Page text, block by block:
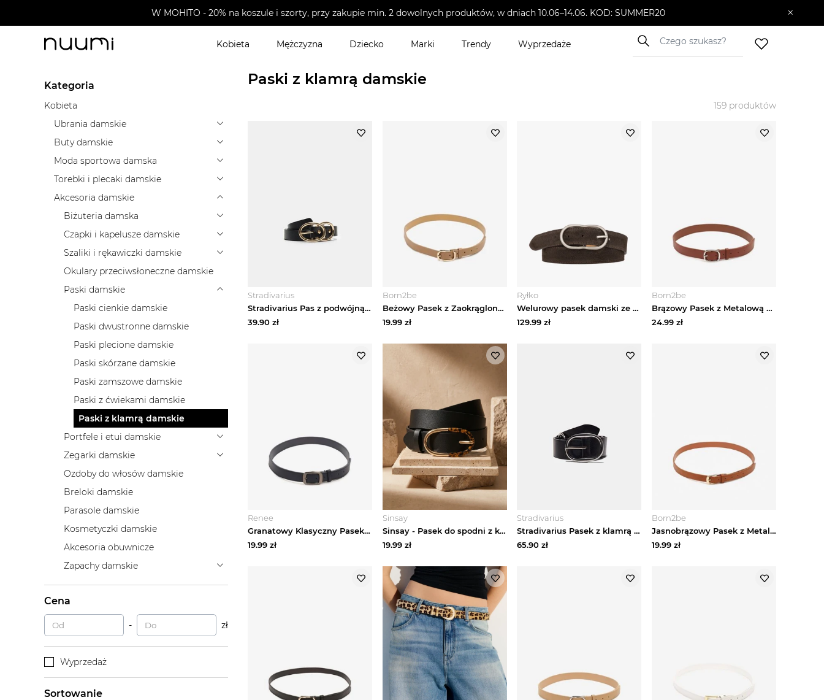
W MOHITO - 20% na koszule i szorty, przy zakupie min. 2 dowolnych produktów, w dniach 10.06–14.06. KOD: SUMMER20 ×
Kobieta Mężczyzna Dziecko Marki Trendy
Wyprzedaże
Kategoria
Kobieta
Ubrania damskie
Buty damskie
Moda sportowa damska
Torebki i plecaki damskie
Akcesoria damskie
Biżuteria damska
Czapki i kapelusze damskie
Szaliki i rękawiczki damskie
Okulary przeciwsłoneczne damskie
Paski damskie
Paski cienkie damskie
Paski dwustronne damskie
Paski plecione damskie
Paski skórzane damskie
Paski zamszowe damskie
Paski z ćwiekami damskie
Paski z klamrą damskie
Portfele i etui damskie
Zegarki damskie
Ozdoby do włosów damskie
Breloki damskie
Parasole damskie
Kosmetyczki damskie
Akcesoria obuwnicze
Zapachy damskie
Cena
- zł
Wyprzedaż
Sortowanie
Paski z klamrą damskie
159 produktów
Stradivarius
Stradivarius Pas z podwójną klamrą Czarny
39.90 zł
Born2be
Beżowy Pasek z Zaokrągloną Klamrą Puvlira Jordan
19.99zł
Ryłko
Welurowy pasek damski ze srebrną klamrą Ryłko Brązowy
129.99 zł
Born2be
Brązowy Pasek z Metalową Klamrą Puvanna Jordan
24.99zł
Renee
Granatowy Klasyczny Pasek z Klamrą o Geometrycznym Kształcie Revadelle Jordan
19.99 zł
Sinsay
Sinsay - Pasek do spodni z klamrą w panterkę - czarny
19.99zł
Stradivarius
Stradivarius Pasek z klamrą z boku Czarny
65.90 zł
Born2be
Jasnobrązowy Pasek z Metalową Klamrą Revaree Jordan
19.99zł